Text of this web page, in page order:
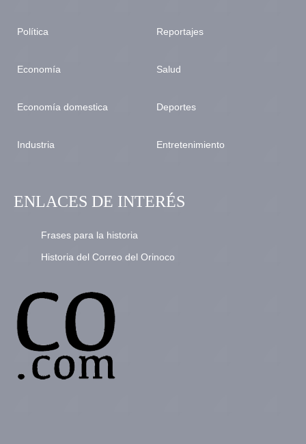
Política
Economía
Economía domestica
Industria
Reportajes
Salud
Deportes
Entretenimiento
ENLACES DE INTERÉS
Frases para la historia
Historia del Correo del Orinoco